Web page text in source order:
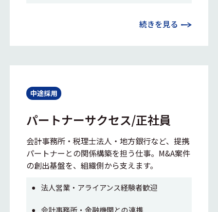
続きを見る
中途採用
パートナーサクセス/正社員
会計事務所・税理士法人・地方銀行など、提携
パートナーとの関係構築を担う仕事。M&A案件
の創出基盤を、組織側から支えます。
法人営業・アライアンス経験者歓迎
会計事務所・金融機関との連携